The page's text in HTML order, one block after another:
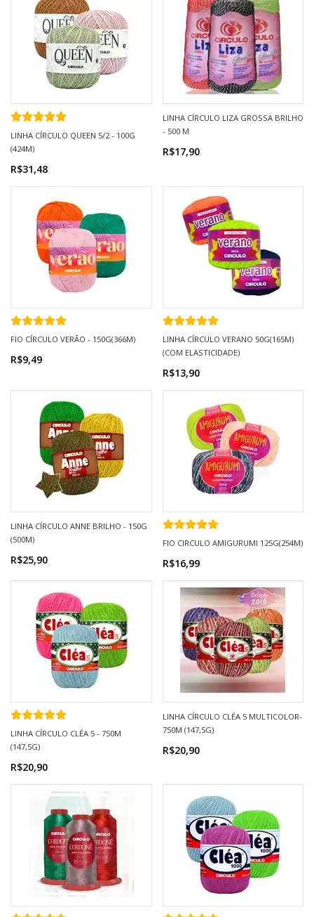
LINHA CÍRCULO QUEEN 5/2 - 100G
(424M)
R$31,48
LINHA CÍRCULO LIZA GROSSA BRILHO
- 500 M
R$17,90
FIO CÍRCULO VERÃO - 150G(366M)
R$9,49
LINHA CÍRCULO VERANO 50G(165M)
(COM ELASTICIDADE)
R$13,90
LINHA CÍRCULO ANNE BRILHO - 150G
(500M)
R$25,90
FIO CIRCULO AMIGURUMI 125G(254M)
R$16,99
LINHA CÍRCULO CLÉA 5 - 750M
(147,5G)
R$20,90
LINHA CÍRCULO CLÉA 5 MULTICOLOR-
750M (147,5G)
R$20,90